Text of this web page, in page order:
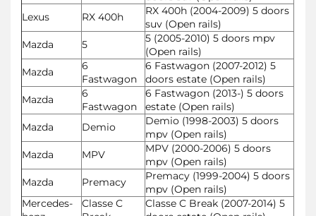
Lexus
RX 400h
RX 400h (2004-2009) 5 doors
suv (Open rails)
Mazda
5
5 (2005-2010) 5 doors mpv
(Open rails)
Mazda
6
Fastwagon
6 Fastwagon (2007-2012) 5
doors estate (Open rails)
Mazda
6
Fastwagon
6 Fastwagon (2013-) 5 doors
estate (Open rails)
Mazda
Demio
Demio (1998-2003) 5 doors
mpv (Open rails)
Mazda
MPV
MPV (2000-2006) 5 doors
mpv (Open rails)
Mazda
Premacy
Premacy (1999-2004) 5 doors
mpv (Open rails)
Mercedes-
Classe C
Classe C Break (2007-2014) 5